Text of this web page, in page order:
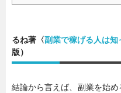
るね著〈副業で稼げる人は
版）
結論から言えば、副業を始